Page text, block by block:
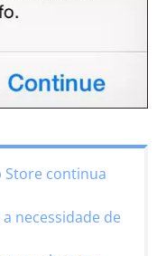
Store continua
necessidade de